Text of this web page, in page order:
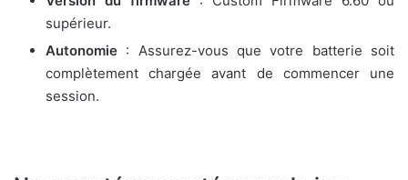
supérieur.
Autonomie : Assurez-vous que votre batterie soit
complètement chargée avant de commencer une
session.